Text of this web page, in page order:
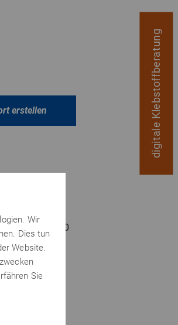
digitale Klebstoffberatung
erstellen
von ca. 40
hält.
Wir
Dies tun
Website.
Sie